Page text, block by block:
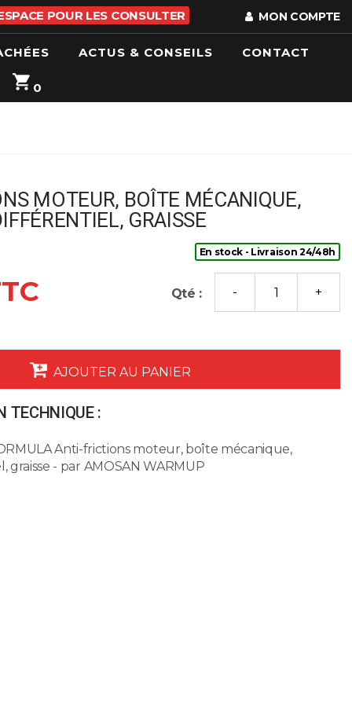
POUR LES CONSULTER MON COMPTE
ACTUS & CONSEILS CONTACT
0
MOTEUR, BOÎTE MÉCANIQUE,
GRAISSE
En stock - Livraison 24/48h
Qté :
AJOUTER AU PANIER
TECHNIQUE :
Anti-frictions moteur, boîte mécanique,
graisse - par AMOSAN WARMUP